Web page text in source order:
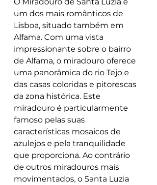
um dos mais românticos de
Lisboa, situado também em
Alfama. Com uma vista
impressionante sobre o bairro
de Alfama, o miradouro oferece
uma panorâmica do rio Tejo e
das casas coloridas e pitorescas
da zona histórica. Este
miradouro é particularmente
famoso pelas suas
características mosaicos de
azulejos e pela tranquilidade
que proporciona. Ao contrário
de outros miradouros mais
movimentados, o Santa Luzia